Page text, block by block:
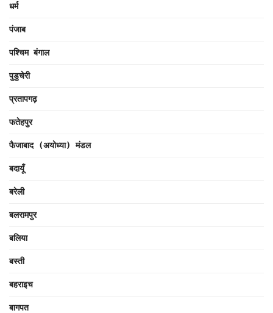
धर्म
पंजाब
पश्चिम बंगाल
पुडुचेरी
प्रतापगढ़
फतेहपुर
फैजाबाद (अयोध्या) मंडल
बदायूँ
बरेली
बलरामपुर
बलिया
बस्ती
बहराइच
बागपत